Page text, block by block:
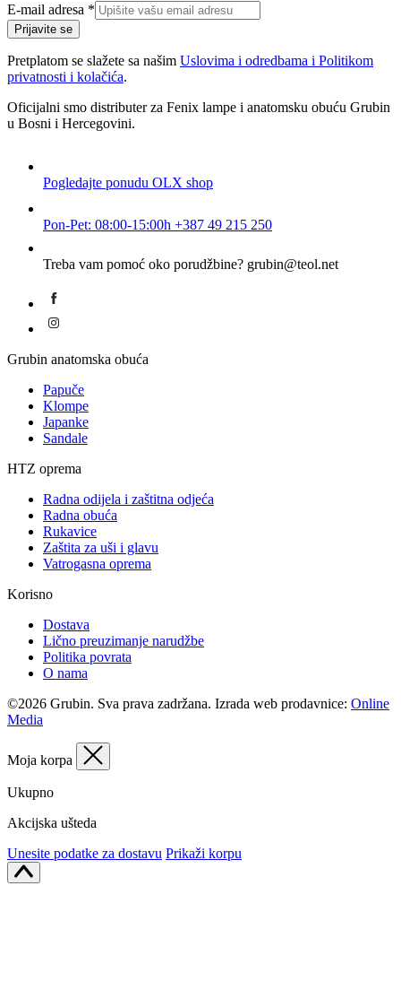
E-
mail
adresa
E-mail adresa *
Prijavite se
Pretplatom se slažete sa našim Uslovima i odredbama i Politikom
privatnosti i kolačića.
Oficijalni smo distributer za Fenix lampe i anatomsku obuću Grubin
u Bosni i Hercegovini.
Pogledajte ponudu OLX shop
Pon-Pet: 08:00-15:00h +387 49 215 250
Treba vam pomoć oko porudžbine? grubin@teol.net
Grubin anatomska obuća
Papuče
Klompe
Japanke
Sandale
HTZ oprema
Radna odijela i zaštitna odjeća
Radna obuća
Rukavice
Zaštita za uši i glavu
Vatrogasna oprema
Korisno
Dostava
Lično preuzimanje narudžbe
Politika povrata
O nama
©2026 Grubin. Sva prava zadržana. Izrada web prodavnice: Online
Media
Moja korpa
Ukupno
Akcijska ušteda
Unesite podatke za dostavu Prikaži korpu